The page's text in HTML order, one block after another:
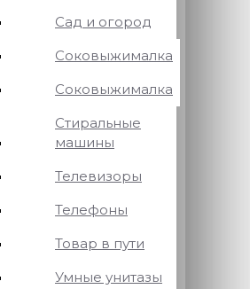
Сад и огород
Соковыжималка
Соковыжималка
Стиральные
машины
Телевизоры
Телефоны
Товар в пути
Умные унитазы